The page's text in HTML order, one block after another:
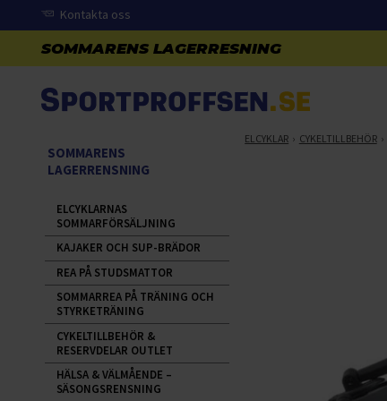
Kontakta oss
ELCYKLAR CYKELTILLBEHÖR
SOMMARENS
LAGERRENSNING
ELCYKLARNAS
SOMMARFÖRSÄLJNING
KAJAKER OCH SUP-BRÄDOR
REA PÅ STUDSMATTOR
SOMMARREA PÅ TRÄNING OCH
STYRKETRÄNING
CYKELTILLBEHÖR &
RESERVDELAR OUTLET
HÄLSA & VÄLMÅENDE –
SÄSONGSRENSNING